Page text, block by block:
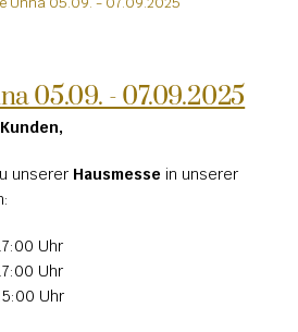
05.09. - 07.09.2025
unserer Hausmesse in unserer
Uhr
Uhr
Uhr